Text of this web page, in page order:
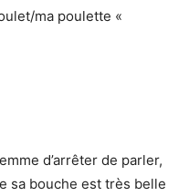
ma poulette «
d’arrêter de parler,
sa bouche est très belle